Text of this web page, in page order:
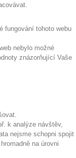
fungování tohoto webu
nebylo možné
znázorňující Vaše
k analýze návštěv,
nejsme schopni spojit
na úrovni